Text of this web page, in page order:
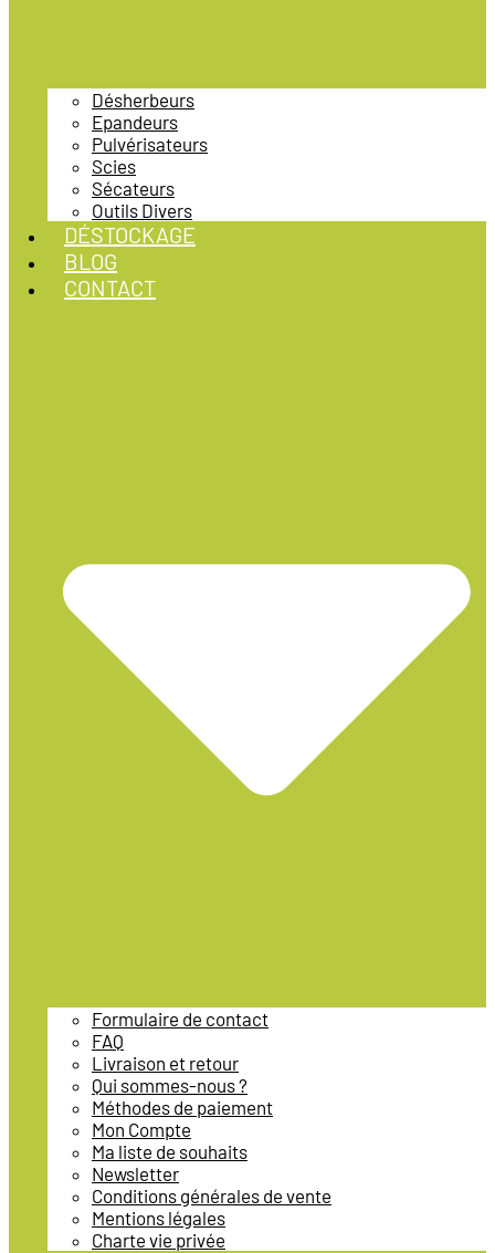
Désherbeurs
Epandeurs
Pulvérisateurs
Scies
Sécateurs
Outils Divers
DÉSTOCKAGE
BLOG
CONTACT
Formulaire de contact
FAQ
Livraison et retour
Qui sommes-nous ?
Méthodes de paiement
Mon Compte
Ma liste de souhaits
Newsletter
Conditions générales de vente
Mentions légales
Charte vie privée